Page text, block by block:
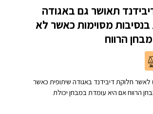
תאושר גם באגודה
בנסיבות מסוימות כאשר לא
הרווח
לאשר חלוקת דיבידנד באגודה שיתופית כאשר
הרווח אם היא עומדת במבחן יכולת